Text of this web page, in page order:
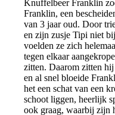
Knuffelbeer Franklin
Franklin, een
van 3 jaar oud. Door
en zijn zusje Tipi niet
voelden ze zich
tegen elkaar
zitten. Daarom zitten
en al snel bloeide
het een schat van een
schoot liggen, heerlijk
ook graag, waarbij zijn